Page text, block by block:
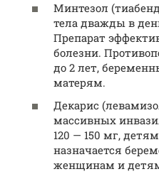
Минтезол
тела дважды в
Препарат
болезни.
до 2 лет,
матерям.
Декарис
массивных
120 — 150 мг,
назначается
женщинам и